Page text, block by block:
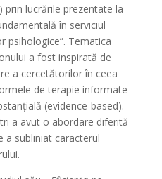
prin lucrările prezentate la
în serviciul
psihologice”. Tematica
a fost inspirată de
a cercetătorilor în ceea
de terapie informate
(evidence-based).
a avut o abordare diferită
a subliniat caracterul